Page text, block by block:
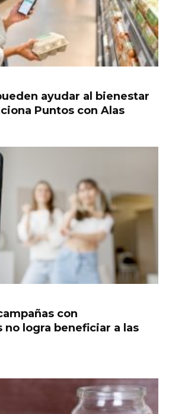
ayudar al bienestar
Puntos con Alas
con
logra beneficiar a las